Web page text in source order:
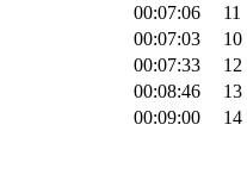
00:07:06 11
00:07:03 10
00:07:33 12
00:08:46 13
00:09:00 14